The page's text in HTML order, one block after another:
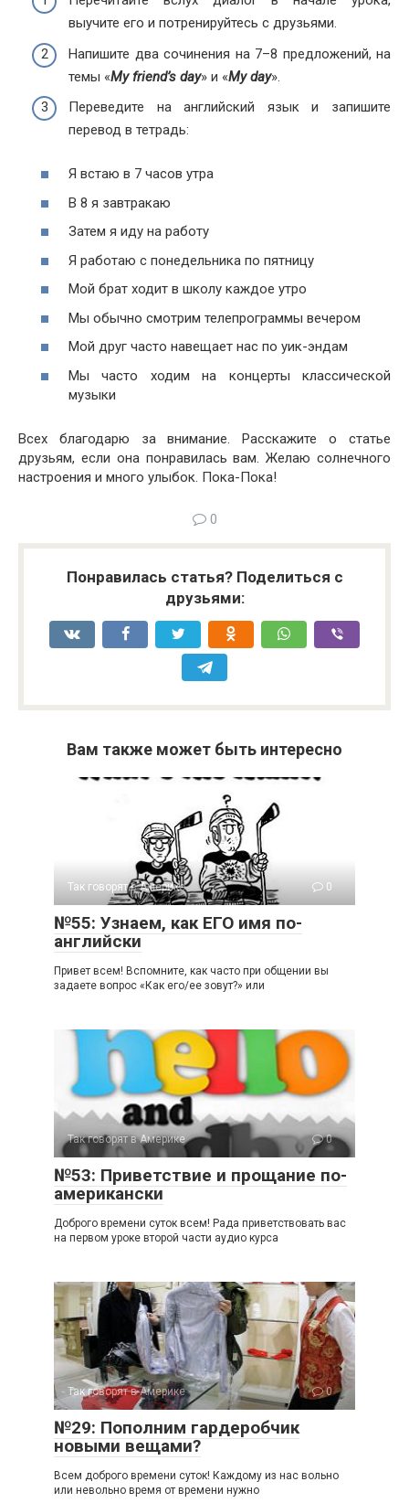
выучите его и потренируйтесь с друзьями.
Напишите два сочинения на 7–8 предложений, на
темы «My friend’s day» и «My day».
Переведите на английский язык и запишите
перевод в тетрадь:
Я встаю в 7 часов утра
В 8 я завтракаю
Затем я иду на работу
Я работаю с понедельника по пятницу
Мой брат ходит в школу каждое утро
Мы обычно смотрим телепрограммы вечером
Мой друг часто навещает нас по уик-эндам
Мы часто ходим на концерты классической
музыки
Всех благодарю за внимание. Расскажите о статье
друзьям, если она понравилась вам. Желаю солнечного
настроения и много улыбок. Пока-Пока!
0
Понравилась статья? Поделиться с
друзьями:
Вам также может быть интересно
Так говорят в Америке 0
№55: Узнаем, как ЕГО имя по-
английски
Привет всем! Вспомните, как часто при общении вы
задаете вопрос «Как его/ее зовут?» или
Так говорят в Америке 0
№53: Приветствие и прощание по-
американски
Доброго времени суток всем! Рада приветствовать вас
на первом уроке второй части аудио курса
Так говорят в Америке 0
№29: Пополним гардеробчик
новыми вещами?
Всем доброго времени суток! Каждому из нас вольно
или невольно время от времени нужно